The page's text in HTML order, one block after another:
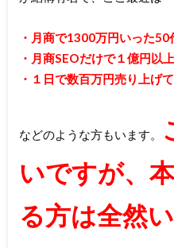
・月商で1300万円いった50
・月商SEOだけで１億円以上
・１日で数百万円売り上げ
などのような方もいます。
いですが、
る方は全然